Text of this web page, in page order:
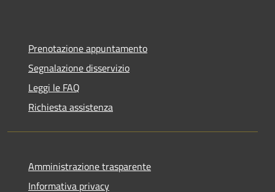
Prenotazione appuntamento
Segnalazione disservizio
Leggi le FAQ
Richiesta assistenza
Amministrazione trasparente
Informativa privacy